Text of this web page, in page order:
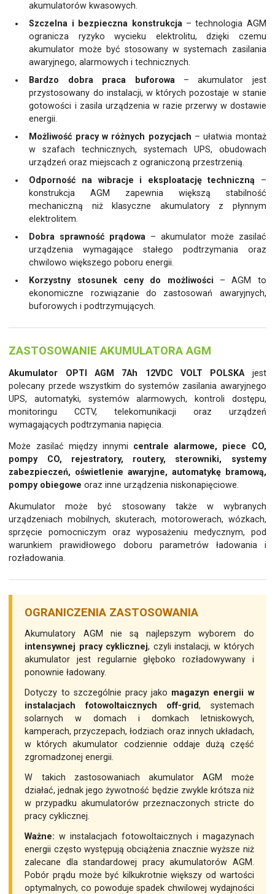
akumulatorów kwasowych.
Szczelna i bezpieczna konstrukcja– technologia AGM
ogranicza ryzyko wycieku elektrolitu, dzięki czemu
akumulator może być stosowany w systemach zasilania
awaryjnego, alarmowych i technicznych.
Bardzo dobra praca buforowa– akumulator jest
przystosowany do instalacji, w których pozostaje w stanie
gotowości i zasila urządzenia w razie przerwy w dostawie
energii.
Możliwość pracy w różnych pozycjach – ułatwia montaż
w szafach technicznych, systemach UPS, obudowach
urządzeń oraz miejscach z ograniczoną przestrzenią.
Odporność na wibracje i eksploatację techniczną –
konstrukcja AGM zapewnia większą stabilność
mechaniczną niż klasyczne akumulatory z płynnym
elektrolitem.
Dobra sprawność prądowa – akumulator może zasilać
urządzenia wymagające stałego podtrzymania oraz
chwilowo większego poboru energii.
Korzystny stosunek ceny do możliwości – AGM to
ekonomiczne rozwiązanie do zastosowań awaryjnych,
buforowych i podtrzymujących.
ZASTOSOWANIE AKUMULATORA AGM
Akumulator OPTI AGM 7Ah 12VDC VOLT POLSKAjest
polecany przede wszystkim do systemów zasilania awaryjnego
UPS, automatyki, systemów alarmowych, kontroli dostępu,
monitoringu CCTV, telekomunikacji oraz urządzeń
wymagających podtrzymania napięcia.
Może zasilać między innymi centrale alarmowe, piece CO,
pompy CO, rejestratory, routery, sterowniki, systemy
zabezpieczeń, oświetlenie awaryjne, automatykę bramową,
pompy obiegowe oraz inne urządzenia niskonapięciowe.
Akumulator może być stosowany także w wybranych
urządzeniach mobilnych, skuterach, motorowerach, wózkach,
sprzęcie pomocniczym oraz wyposażeniu medycznym, pod
warunkiem prawidłowego doboru parametrów ładowania i
rozładowania.
OGRANICZENIA ZASTOSOWANIA
Akumulatory AGM nie są najlepszym wyborem do
intensywnej pracy cyklicznej, czyli instalacji, w których
akumulator jest regularnie głęboko rozładowywany i
ponownie ładowany.
Dotyczy to szczególnie pracy jako magazyn energii w
instalacjach fotowoltaicznych off-grid, systemach
solarnych w domach i domkach letniskowych,
kamperach, przyczepach, łodziach oraz innych układach,
w których akumulator codziennie oddaje dużą część
zgromadzonej energii.
W takich zastosowaniach akumulator AGM może
działać, jednak jego żywotność będzie zwykle krótsza niż
w przypadku akumulatorów przeznaczonych stricte do
pracy cyklicznej.
Ważne: w instalacjach fotowoltaicznych i magazynach
energii często występują obciążenia znacznie wyższe niż
zalecane dla standardowej pracy akumulatorów AGM.
Pobór prądu może być kilkukrotnie większy od wartości
optymalnych, co powoduje spadek chwilowej wydajności